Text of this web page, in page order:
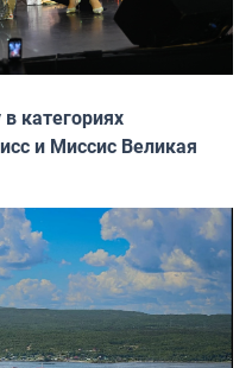
категориях
и Миссис Великая